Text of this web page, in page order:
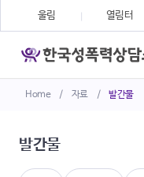
Home / 자료 / 발간물
울림 열림터
발간물